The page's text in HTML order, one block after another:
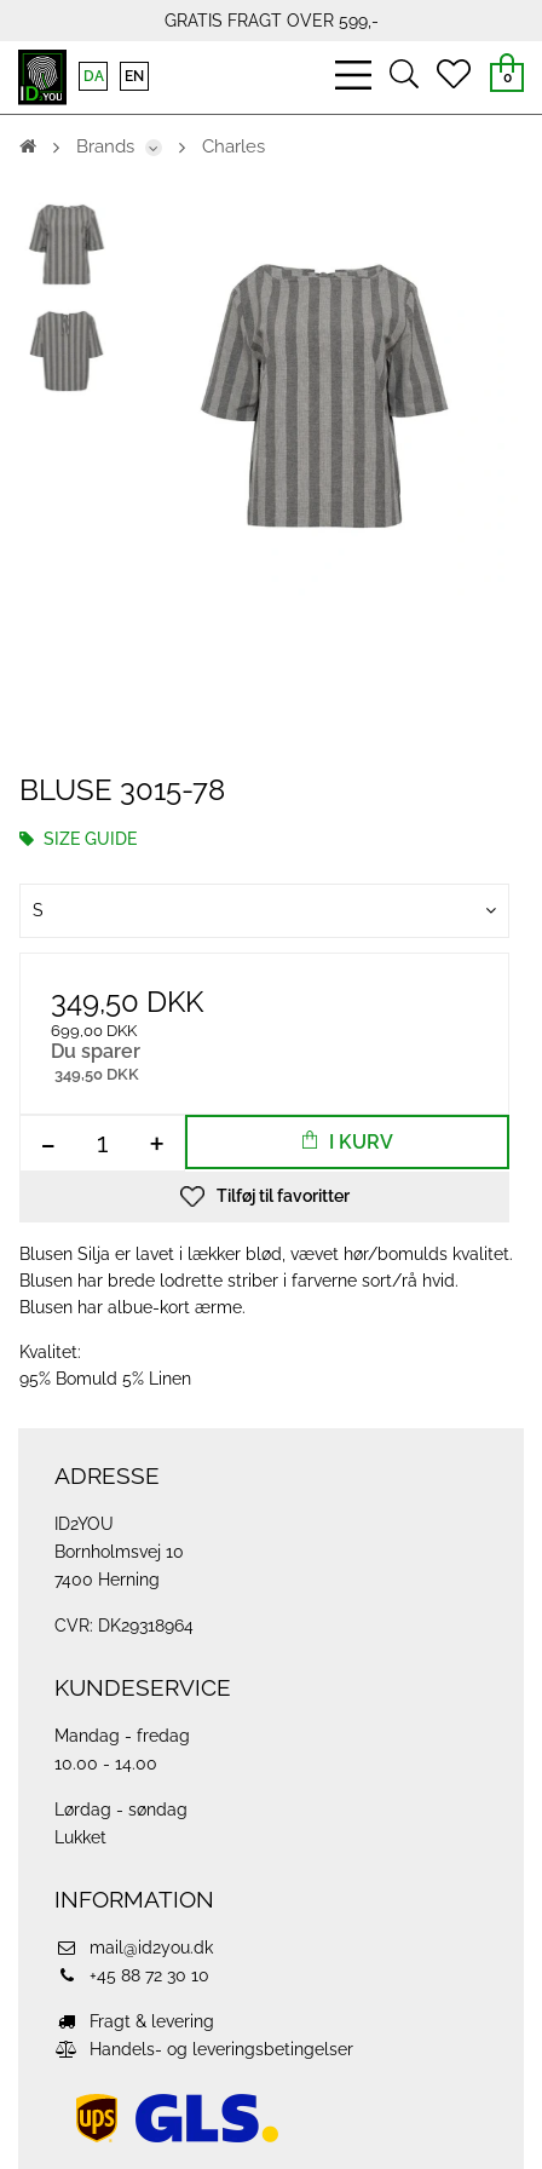
GRATIS FRAGT OVER 599,-
bars
light
searchheart
0
DA EN
Brands Charles
BLUSE 3015-78
SIZE GUIDE
S
349,50 DKK
699,00 DKK
Du sparer
349,50 DKK
- + I KURV
Tilføj til favoritter
Blusen Silja er lavet i lækker blød, vævet hør/bomulds kvalitet.
Blusen har brede lodrette striber i farverne sort/rå hvid.
Blusen har albue-kort ærme.
Kvalitet:
95% Bomuld 5% Linen
ADRESSE
ID2YOU
Bornholmsvej 10
7400 Herning
CVR: DK29318964
KUNDESERVICE
Mandag - fredag
10.00 - 14.00
Lørdag - søndag
Lukket
INFORMATION
mail@id2you.dk
+45 88 72 30 10
Fragt & levering
Handels- og leveringsbetingelser
ups
logo